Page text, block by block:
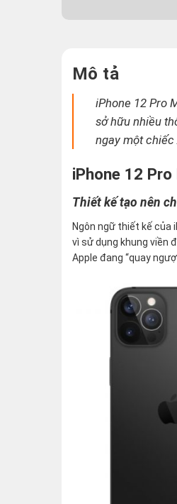
Mô tả
iPhone 12 Pro
sở hữu nhiều
ngay một
iPhone 12
Thiết kế tạo nên
Ngôn ngữ thiết kế của
vì sử dụng khung viền
Apple đang “quay